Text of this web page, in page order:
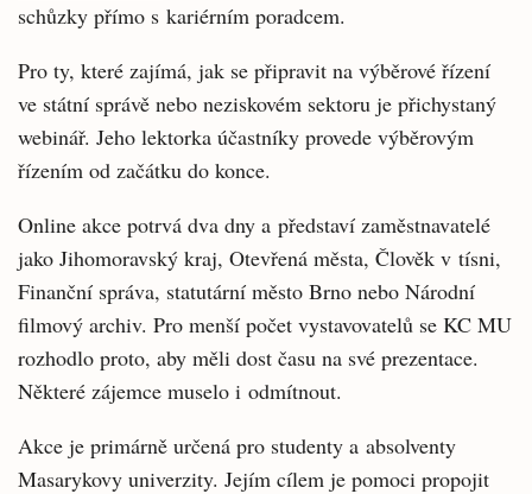
schůzky přímo s kariérním poradcem.
Pro ty, které zajímá, jak se připravit na výběrové řízení
ve státní správě nebo neziskovém sektoru je přichystaný
webinář. Jeho lektorka účastníky provede výběrovým
řízením od začátku do konce.
Online akce potrvá dva dny a představí zaměstnavatelé
jako Jihomoravský kraj, Otevřená města, Člověk v tísni,
Finanční správa, statutární město Brno nebo Národní
filmový archiv. Pro menší počet vystavovatelů se KC MU
rozhodlo proto, aby měli dost času na své prezentace.
Některé zájemce muselo i odmítnout.
Akce je primárně určená pro studenty a absolventy
Masarykovy univerzity. Jejím cílem je pomoci propojit